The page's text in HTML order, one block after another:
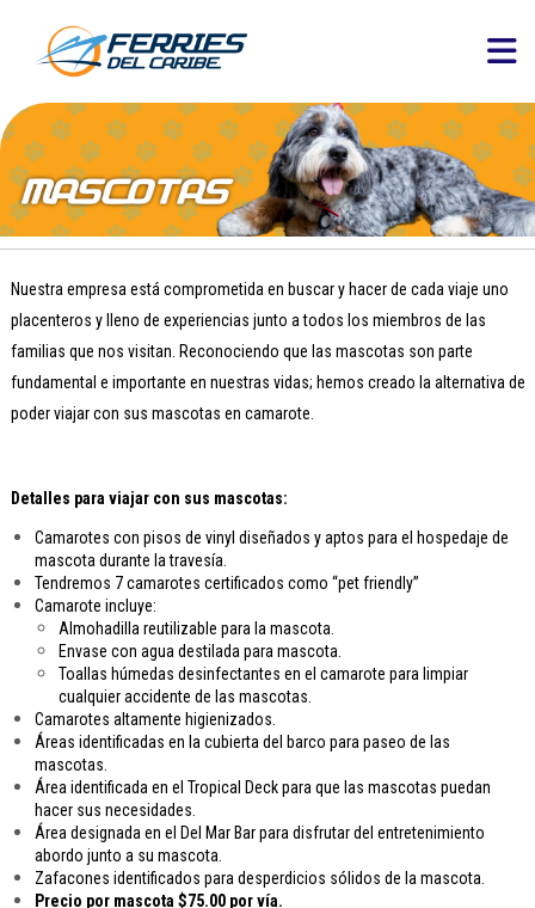
Nuestra empresa está comprometida en buscar y hacer de cada viaje uno
placenteros y lleno de experiencias junto a todos los miembros de las
familias que nos visitan. Reconociendo que las mascotas son parte
fundamental e importante en nuestras vidas; hemos creado la alternativa de
poder viajar con sus mascotas en camarote.
Detalles para viajar con sus mascotas:
Camarotes con pisos de vinyl diseñados y aptos para el hospedaje de
mascota durante la travesía.
Tendremos 7 camarotes certificados como “pet friendly”
Camarote incluye:
Almohadilla reutilizable para la mascota.
Envase con agua destilada para mascota.
Toallas húmedas desinfectantes en el camarote para limpiar
cualquier accidente de las mascotas.
Camarotes altamente higienizados.
Áreas identificadas en la cubierta del barco para paseo de las
mascotas.
Área identificada en el Tropical Deck para que las mascotas puedan
hacer sus necesidades.
Área designada en el Del Mar Bar para disfrutar del entretenimiento
abordo junto a su mascota.
Zafacones identificados para desperdicios sólidos de la mascota.
Precio por mascota $75.00 por vía.